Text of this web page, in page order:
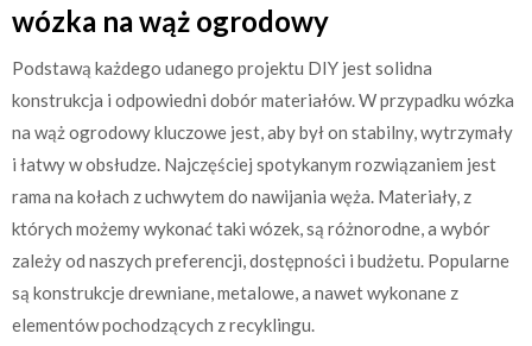
wózka na wąż ogrodowy
Podstawą każdego udanego projektu DIY jest solidna
konstrukcja i odpowiedni dobór materiałów. W przypadku wózka
na wąż ogrodowy kluczowe jest, aby był on stabilny, wytrzymały
i łatwy w obsłudze. Najczęściej spotykanym rozwiązaniem jest
rama na kołach z uchwytem do nawijania węża. Materiały, z
których możemy wykonać taki wózek, są różnorodne, a wybór
zależy od naszych preferencji, dostępności i budżetu. Popularne
są konstrukcje drewniane, metalowe, a nawet wykonane z
elementów pochodzących z recyklingu.